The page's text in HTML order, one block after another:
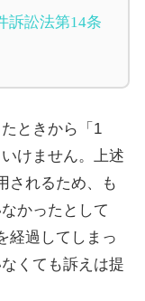
訴訟法第14条
ときから「 1
けません。上述
されるため、も
かったとして
経過してしまっ
くても訴えは提